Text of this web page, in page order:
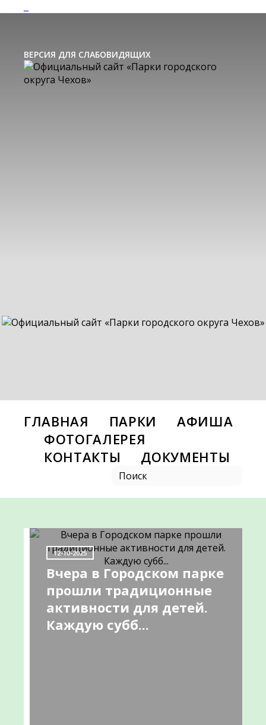
ВЕРСИЯ ДЛЯ СЛАБОВИДЯЩИХ
ГЛАВНАЯ ПАРКИ
АФИША
ФОТОГАЛЕРЕЯ
КОНТАКТЫ
ДОКУМЕНТЫ
НОВОСТИ
Афиша
мероприятий
12-10-2025
Вчера в Городском парке
прошли традиционные
активности для детей.
Каждую субб...